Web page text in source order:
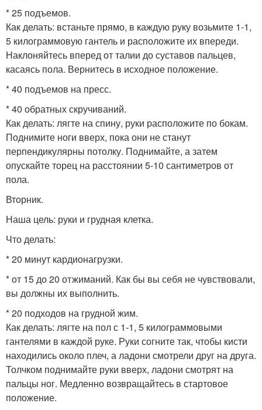
* 25 подъемов.
Как делать: встаньте прямо, в каждую руку возьмите 1-1,
5 килограммовую гантель и расположите их впереди.
Наклоняйтесь вперед от талии до суставов пальцев,
касаясь пола. Вернитесь в исходное положение.
* 40 подъемов на пресс.
* 40 обратных скручиваний.
Как делать: лягте на спину, руки расположите по бокам.
Поднимите ноги вверх, пока они не станут
перпендикулярны потолку. Поднимайте, а затем
опускайте торец на расстоянии 5-10 сантиметров от
пола.
Вторник.
Наша цель: руки и грудная клетка.
Что делать:
* 20 минут кардионагрузки.
* от 15 до 20 отжиманий. Как бы вы себя не чувствовали,
вы должны их выполнить.
* 20 подходов на грудной жим.
Как делать: лягте на пол с 1-1, 5 килограммовыми
гантелями в каждой руке. Руки согните так, чтобы кисти
находились около плеч, а ладони смотрели друг на друга.
Толчком поднимайте руки вверх, ладони смотрят на
пальцы ног. Медленно возвращайтесь в стартовое
положение.